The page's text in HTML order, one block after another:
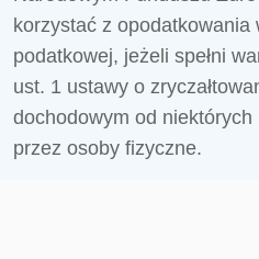
korzystać z opodatkowania
podatkowej, jeżeli spełni
ust. 1 ustawy o
dochodowym od
przez osoby fizyczne.